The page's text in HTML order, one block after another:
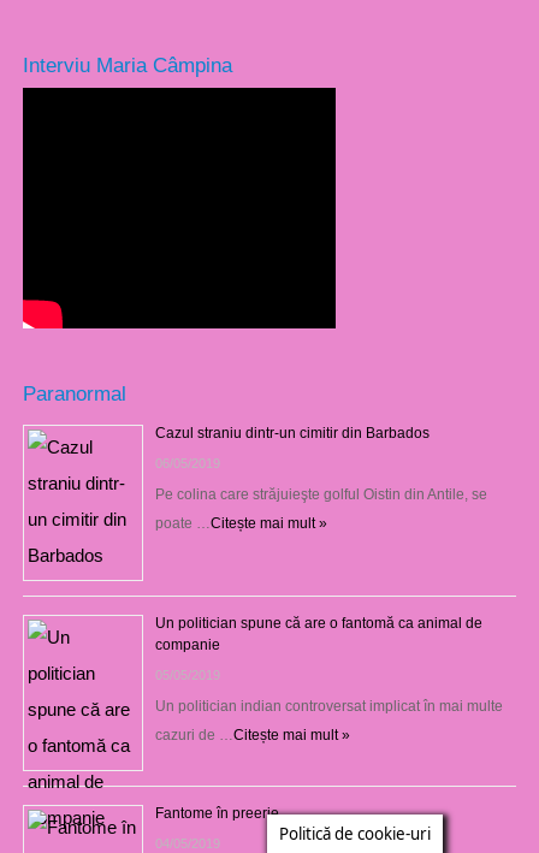
Interviu Maria Câmpina
Paranormal
Cazul straniu dintr-un cimitir din Barbados
06/05/2019
Pe colina care străjuieşte golful Oistin din Antile, se
poate … Citește mai mult »
Un politician spune că are o fantomă ca animal de
companie
05/05/2019
Un politician indian controversat implicat în mai multe
cazuri de … Citește mai mult »
Fantome în preerie
04/05/2019 Politică de cookie-uri